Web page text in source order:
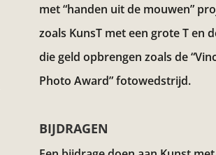
met “handen uit de mouwen”
zoals KunsT met een grote T en
die geld opbrengen zoals de
Photo Award”fotowedstrijd.
BIJDRAGEN